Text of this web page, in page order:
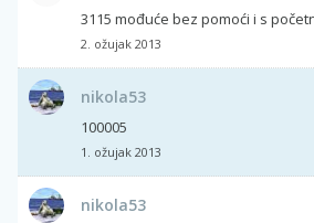
3115 mođuće bez pomoći i s
2. ožujak 2013
nikola53
100005
1. ožujak 2013
nikola53